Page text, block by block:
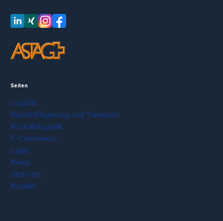
LinkedIn
XINGInstagramFacebook
Seiten
Logistik
Baustofflagerung und Transport
Kontraktlogistik
E-Commerce
Lager
News
Über uns
Kontakt